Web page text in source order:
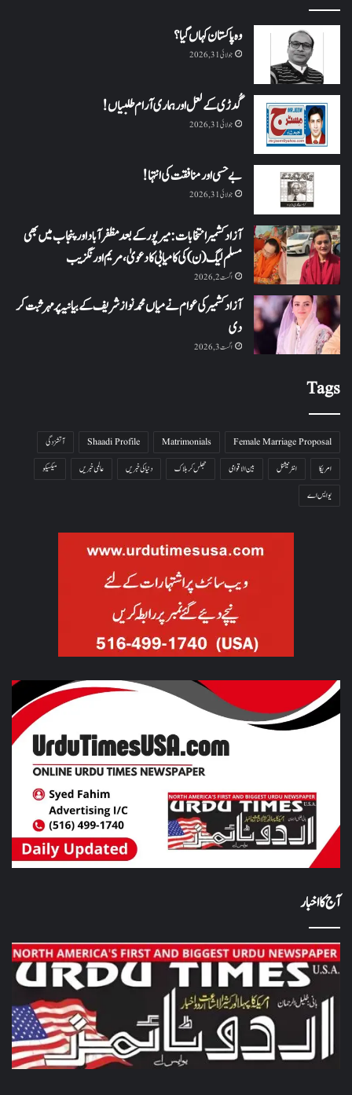
وہ پاکستان کہاں گیا؟
جولائی 31, 2026
گُدڑی کے لعل اور ہماری آرام طلبیاں!
جولائی 31, 2026
بے حسی اور منافقت کی انتہا !
جولائی 31, 2026
آزاد کشمیر انتخابات: میرپور کے بعد مظفرآباد اور پنجاب میں بھی
مسلم لیگ (ن) کی کامیابی کا دعویٰ، مریم اورنگزیب
اگست 2, 2026
آزاد کشمیر کی عوام نے میاں محمد نواز شریف کے بیانیہ پر مہر ثبت کر
دی
اگست 3, 2026
Tags
Female Marriage Proposal
Matrimonials
Shaadi Profile
آتشزدگی
امریکا
انٹرنیشنل بین الاقوامی جھلس کر ہلاک دنیا کی خبریں عالمی خبریں
میکسیکو
یو ایس اے
آج کا اخبار